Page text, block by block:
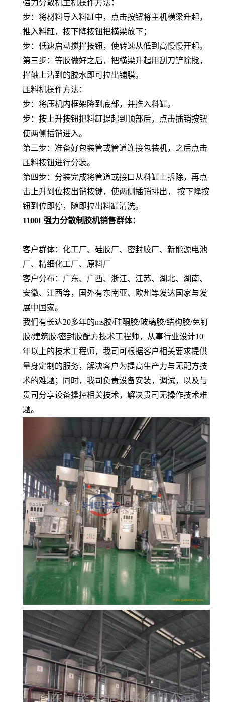
强力分散机主机操作方法：
步：将材料导入料缸中，点击按钮将主机横梁升起，
推入料缸，按下降按钮把横梁放下；
步：低速启动搅拌按钮，使转速从低到高慢慢开起。
第三步：等胶做好之后，把横梁升起用刮刀铲除搅，
拌轴上沾到的胶水即可拉出铺膜。
压料机操作方法：
步：将压机内框架降到底部，并推入料缸。
步：按上升按钮把料缸提起到顶部后，点击插销按钮
使两侧插销进入。
第三步：准备好包装管或管道连接包装机，之后点击
压料按钮进行分装。
第四步：分装完成将管道或接口从料缸上拆除，再点
击上升到位按出销按键，使两侧插销排出， 按下降按
钮到位即停，随即拉出料缸清洗。
1100L强力分散制胶机销售群体：
客户群体：化工厂、硅胶厂、密封胶厂、新能源电池
厂、精细化工厂、原料厂
客户分布：广东、广西、浙江、江苏、湖北、湖南、
安徽、江西等，国外有东南亚、欧州等发达国家与发
展中国家。
我们有长达20多年的ms胶/硅酮胶/玻璃胶/结构胶/免钉
胶/建筑胶/密封胶配方技术工程师， 从事行业设计10
年以上的技术工程师， 我司可根据客户相关要求提供
量身定制的服务，解决客户为提高生产力与无配方技
术的难题；同时，我司负责设备安装，调试，以及与
贵司分享设备操控相关技术，解决贵司无操作技术难
题。